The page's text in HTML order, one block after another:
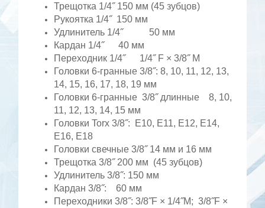
Трещотка 1/4˝ 150 мм (45 зубцов)
Рукоятка 1/4˝ 150 мм
Удлинитель 1/4˝ 50 мм
Кардан 1/4˝ 40 мм
Переходник 1/4˝ 1/4˝ F × 3/8˝ M
Головки 6-гранные 3/8˝: 8, 10, 11, 12, 13,
14, 15, 16, 17, 18, 19 мм
Головки 6-гранные 3/8˝ длинные 8, 10,
11, 12, 13, 14, 15 мм
Головки Torx 3/8˝: E10, E11, E12, E14,
E16, E18
Головки свечные 3/8˝ 14 мм и 16 мм
Трещотка 3/8˝ 200 мм (45 зубцов)
Удлинитель 3/8˝: 150 мм
Кардан 3/8˝: 60 мм
Переходники 3/8˝: 3/8˝F × 1/4˝M; 3/8˝F ×